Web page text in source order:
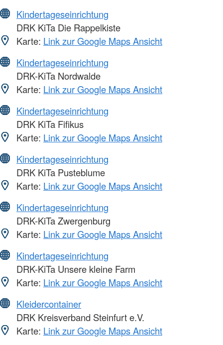
Kindertageseinrichtung
DRK KiTa Die Rappelkiste
Karte: Link zur Google Maps Ansicht
Kindertageseinrichtung
DRK-KiTa Nordwalde
Karte: Link zur Google Maps Ansicht
Kindertageseinrichtung
DRK KiTa Fifikus
Karte: Link zur Google Maps Ansicht
Kindertageseinrichtung
DRK KiTa Pusteblume
Karte: Link zur Google Maps Ansicht
Kindertageseinrichtung
DRK-KiTa Zwergenburg
Karte: Link zur Google Maps Ansicht
Kindertageseinrichtung
DRK-KiTa Unsere kleine Farm
Karte: Link zur Google Maps Ansicht
Kleidercontainer
DRK Kreisverband Steinfurt e.V.
Karte: Link zur Google Maps Ansicht